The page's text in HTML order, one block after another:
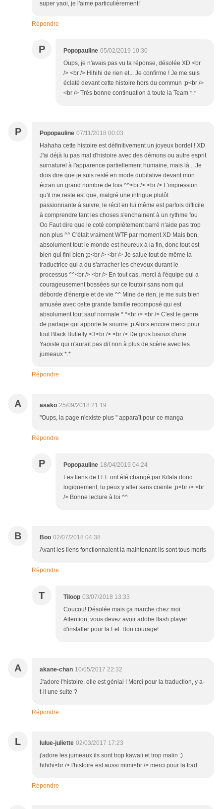
super yaoi, je l'aime particulièrement!
Répondre
P Popopauline 05/02/2019 10:30
Oups, je n'avais pas vu ta réponse, désolée XD <br
/> <br /> Hihihi de rien et... Je confirme ! Je me suis
éclaté devant cette histoire hors du commun ;p<br />
<br /> Très bonne continuation à toute la Team *.*
P Popopauline 07/11/2018 00:03
Hahaha cette histoire est définitivement un joyeux bordel ! XD
J'ai déjà lu pas mal d'histoire avec des démons ou autre esprit
surnaturel à l'apparence partiellement humaine, mais là... Je
dois dire que je suis resté en mode dubitative devant mon
écran un grand nombre de fois ^^<br /> <br /> L'impression
qu'il me reste est que, malgré une intrigue plutôt
passionnante à suivre, le récit en lui même est parfois difficile
à comprendre tant les choses s'enchainent à un rythme fou
Oo Faut dire que le coté complétement barré n'aide pas trop
non plus ^^ C'était vraiment WTF par moment XD Mais bon,
absolument tout le monde est heureux à la fin, donc tout est
bien qui fini bien ;p<br /> <br /> Je salue tout de même la
traductrice qui a du s'arracher les cheveux durant le
processus ^^<br /> <br /> En tout cas, merci à l'équipe qui a
courageusement bossées sur ce foutoir sans nom qui
déborde d'énergie et de vie ^^ Mine de rien, je me suis bien
amusée avec cette grande famille recomposé qui est
absolument tout sauf normale *.*<br /> <br /> C'est le genre
de partage qui apporte le sourire ;p Alors encore merci pour
tout Black Buttefly <3<br /> <br /> De gros bisoux d'une
Yaoiste qui n'aurait pas dit non à plus de scène avec les
jumeaux *.*
Répondre
A asako 25/09/2018 21:19
"Oups, la page n'existe plus " apparaît pour ce manga
Répondre
P Popopauline 18/04/2019 04:24
Les liens de LEL ont été changé par Kilala donc
logiquement, tu peux y aller sans crainte ;p<br /> <br
/> Bonne lecture à toi ^^
B Boo 02/07/2018 04:38
Avant les liens fonctionnaient là maintenant ils sont tous morts
Répondre
T Tiloop 03/07/2018 13:33
Coucou! Désolée mais ça marche chez moi.
Attention, vous devez avoir adobe flash player
d'installer pour la Lel. Bon courage!
A akane-chan 10/05/2017 22:32
J'adore l'histoire, elle est génial ! Merci pour la traduction, y a-
t-il une suite ?
Répondre
L lulue-juliette 02/03/2017 17:23
j'adore les jumeaux ils sont trop kawaii et trop malin ;)
hihihi<br /> l'histoire est aussi mimi<br /> merci pour la trad
Répondre